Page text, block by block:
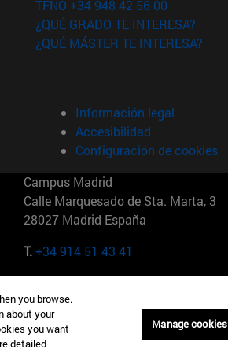
ventana)
nueva ventana)
nueva ventana)
TFNO +34 948 42 56 00
¿QUÉ GRADO TE INTERESA?
¿QUÉ MÁSTER TE INTERESA?
Información legal
Accesibilidad
Configuración de cookies
Campus Madrid
Calle Marquesado de Sta. Marta, 3
28027 Madrid España
T.+34 914 51 43 41
Maria-Theresia-Straße 15 81675
Múnich Alemania
you browse.
about your
you want
detailed
Manage cookies